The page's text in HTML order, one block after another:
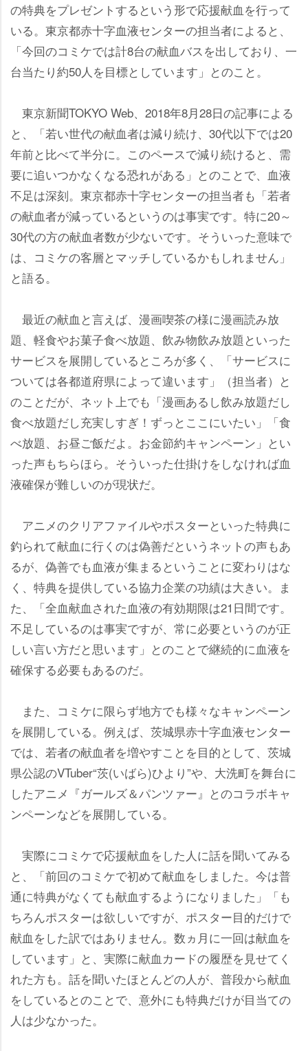
の特典をプレゼントするという形で応援献血を行って
いる。東京都赤十字血液センターの担当者によると、
「今回のコミケでは計8台の献血バスを出しており、一
台当たり約50人を目標としています」とのこと。
東京新聞TOKYO Web、2018年8月28日の記事による
と、「若い世代の献血者は減り続け、30代以下では20
年前と比べて半分に。このペースで減り続けると、需
要に追いつかなくなる恐れがある」とのことで、血液
不足は深刻。東京都赤十字センターの担当者も「若者
の献血者が減っているというのは事実です。特に20～
30代の方の献血者数が少ないです。そういった意味で
は、コミケの客層とマッチしているかもしれません」
と語る。
最近の献血と言えば、漫画喫茶の様に漫画読み放
題、軽食やお菓子食べ放題、飲み物飲み放題といった
サービスを展開しているところが多く、「サービスに
ついては各都道府県によって違います」（担当者）と
のことだが、ネット上でも「漫画あるし飲み放題だし
食べ放題だし充実しすぎ！ずっとここにいたい」「食
べ放題、お昼ご飯だよ。お金節約キャンペーン」とい
った声もちらほら。そういった仕掛けをしなければ血
液確保が難しいのが現状だ。
アニメのクリアファイルやポスターといった特典に
釣られて献血に行くのは偽善だというネットの声もあ
るが、偽善でも血液が集まるということに変わりはな
く、特典を提供している協力企業の功績は大きい。ま
た、「全血献血された血液の有効期限は21日間です。
不足しているのは事実ですが、常に必要というのが正
しい言い方だと思います」とのことで継続的に血液を
確保する必要もあるのだ。
また、コミケに限らず地方でも様々なキャンペーン
を展開している。例えば、茨城県赤十字血液センター
では、若者の献血者を増やすことを目的として、茨城
県公認のVTuber“茨(いばら)ひより”や、大洗町を舞台に
したアニメ『ガールズ＆パンツァー』とのコラボキャ
ンペーンなどを展開している。
実際にコミケで応援献血をした人に話を聞いてみる
と、「前回のコミケで初めて献血をしました。今は普
通に特典がなくても献血するようになりました」「も
ちろんポスターは欲しいですが、ポスター目的だけで
献血をした訳ではありません。数ヵ月に一回は献血を
しています」と、実際に献血カードの履歴を見せてく
れた方も。話を聞いたほとんどの人が、普段から献血
をしているとのことで、意外にも特典だけが目当ての
人は少なかった。